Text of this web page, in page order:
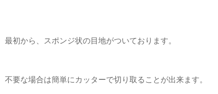
最初から、スポンジ状の目地がついております。
不要な場合は簡単にカッターで切り取ることが出来ます。